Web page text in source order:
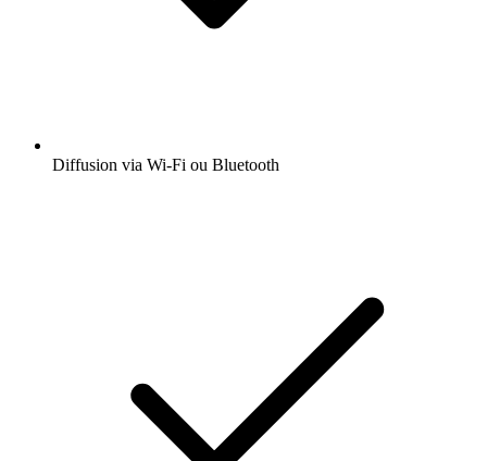
Diffusion via Wi-Fi ou Bluetooth